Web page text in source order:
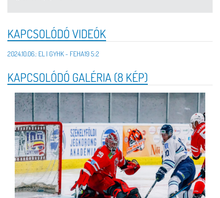
KAPCSOLÓDÓ VIDEÓK
2024.10.06.: EL | GYHK - FEHA19 5:2
KAPCSOLÓDÓ GALÉRIA (8 KÉP)